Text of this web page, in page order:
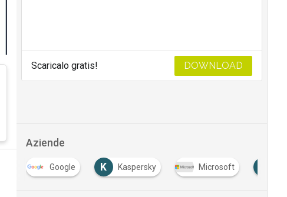
Scaricalo gratis! DOWNLOAD
Aziende
Google K Kaspersky Microsoft